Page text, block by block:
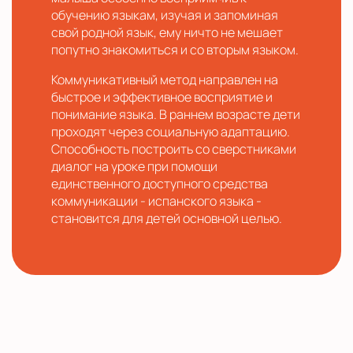
обучению языкам, изучая и запоминая
свой родной язык, ему ничто не мешает
попутно знакомиться и со вторым языком.
Коммуникативный метод направлен на
быстрое и эффективное восприятие и
понимание языка. В раннем возрасте дети
проходят через социальную адаптацию.
Способность построить со сверстниками
диалог на уроке при помощи
единственного доступного средства
коммуникации - испанского языка -
становится для детей основной целью.